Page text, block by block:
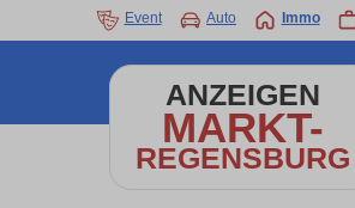
Event Auto Immo
ANZEIGEN
MARKT-
REGENSBURG